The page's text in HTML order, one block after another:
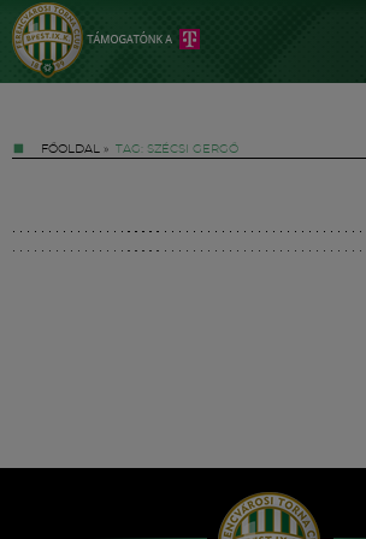
FŐOLDAL » TAG: SZÉCSI GERGŐ
Hírek